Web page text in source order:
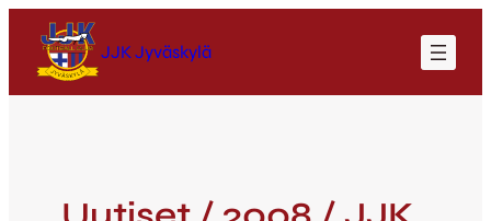
JJK Jyväskylä